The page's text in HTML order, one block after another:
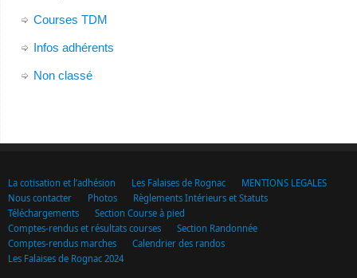
Courses TDM
Infos adhérents
Non classé
La cotisation et l’adhésion Les Falaises de Rognac
MENTIONS LEGALES
Nous contacter
Photos
Règlements Intérieurs et Statuts
Téléchargements
Section Course à pied
Comptes-rendus et résultats courses
Section Randonnée
Comptes-rendus marches
Calendrier des randos
Les Falaises de Rognac 2024